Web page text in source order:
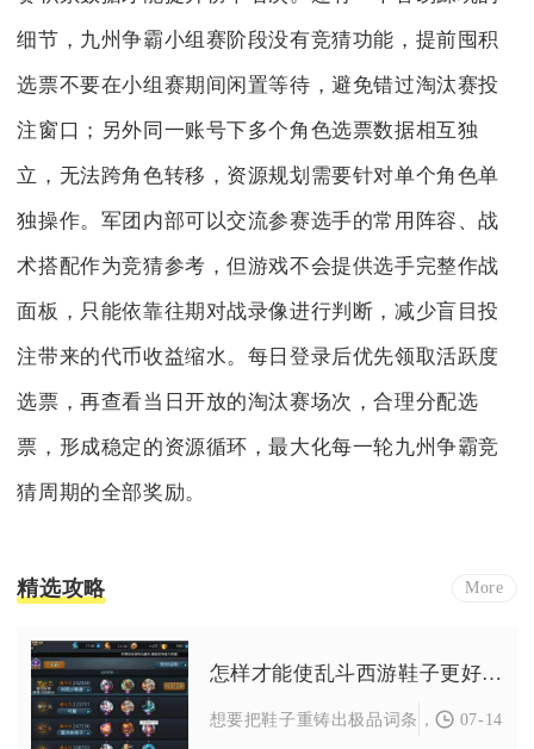
细节，九州争霸小组赛阶段没有竞猜功能，提前囤积
选票不要在小组赛期间闲置等待，避免错过淘汰赛投
注窗口；另外同一账号下多个角色选票数据相互独
立，无法跨角色转移，资源规划需要针对单个角色单
独操作。军团内部可以交流参赛选手的常用阵容、战
术搭配作为竞猜参考，但游戏不会提供选手完整作战
面板，只能依靠往期对战录像进行判断，减少盲目投
注带来的代币收益缩水。每日登录后优先领取活跃度
选票，再查看当日开放的淘汰赛场次，合理分配选
票，形成稳定的资源循环，最大化每一轮九州争霸竞
猜周期的全部奖励。
精选攻略 More
怎样才能使乱斗西游鞋子更好地重铸
想要把鞋子重铸出极品词条，核心在于锁
07-14